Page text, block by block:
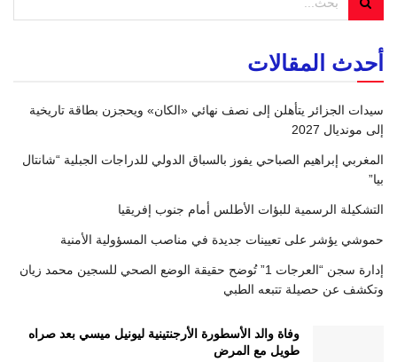
أحدث المقالات
سيدات الجزائر يتأهلن إلى نصف نهائي «الكان» ويحجزن بطاقة تاريخية
إلى مونديال 2027
المغربي إبراهيم الصباحي يفوز بالسباق الدولي للدراجات الجبلية “شانتال
بيا”
التشكيلة الرسمية للبؤات الأطلس أمام جنوب إفريقيا
حموشي يؤشر على تعيينات جديدة في مناصب المسؤولية الأمنية
إدارة سجن “العرجات 1” تُوضح حقيقة الوضع الصحي للسجين محمد زيان
وتكشف عن حصيلة تتبعه الطبي
وفاة والد الأسطورة الأرجنتينية ليونيل ميسي بعد صراه
طويل مع المرض